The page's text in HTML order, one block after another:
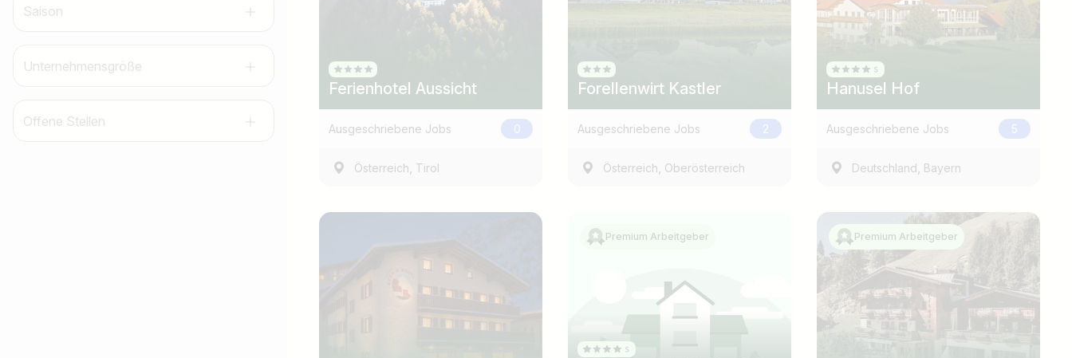
Saison
Unternehmensgröße
Offene Stellen
Ferienhotel Aussicht
Ausgeschriebene Jobs 0
Österreich, Tirol
Forellenwirt Kastler
Ausgeschriebene Jobs 2
Österreich, Oberösterreich
Hanusel Hof
Ausgeschriebene Jobs 5
Deutschland, Bayern
Premium Arbeitgeber Premium Arbeitgeber
z.B. Österreich